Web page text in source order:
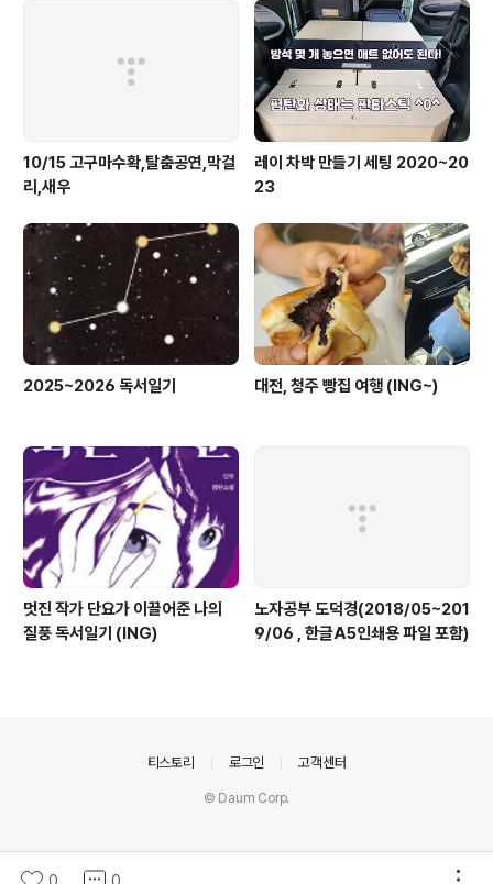
10/15 고구마수확,탈춤공연,막걸
리,새우
레이 차박 만들기 세팅 2020~20
23
2025~2026 독서일기 대전, 청주 빵집 여행 (ING~)
멋진 작가 단요가 이끌어준 나의
질풍 독서일기 (ING)
노자공부 도덕경(2018/05~201
9/06 , 한글A5인쇄용 파일 포함)
티스토리 로그인 고객센터
© Daum Corp.